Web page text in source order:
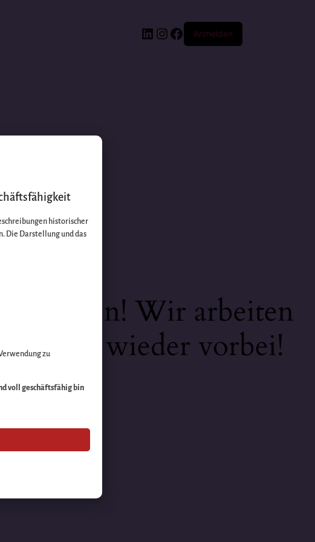
Anmelden
Wir arbeiten
bald wieder vorbei!
historischer
Die Darstellung und das
zu
voll geschäftsfähig bin